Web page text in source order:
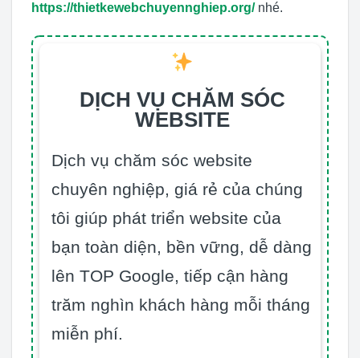
https://thietkewebchuyennghiep.org/nhé.
DỊCH VỤ CHĂM SÓC
WEBSITE
Dịch vụ chăm sóc website
chuyên nghiệp, giá rẻ của chúng
tôi giúp phát triển website của
bạn toàn diện, bền vững, dễ dàng
lên TOP Google, tiếp cận hàng
trăm nghìn khách hàng mỗi tháng
miễn phí.